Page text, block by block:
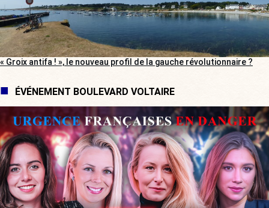
« Groix antifa ! », le nouveau profil de la gauche révolutionnaire ?
ÉVÉNEMENT BOULEVARD VOLTAIRE